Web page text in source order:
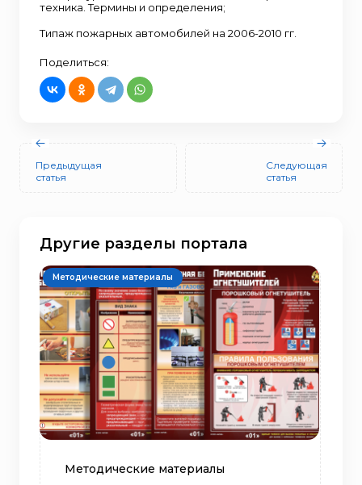
техника. Термины и определения;
Типаж пожарных автомобилей на 2006-2010 гг.
Поделиться:
Предыдущая
статья
Следующая
статья
Другие разделы портала
Методические материалы
Методические материалы